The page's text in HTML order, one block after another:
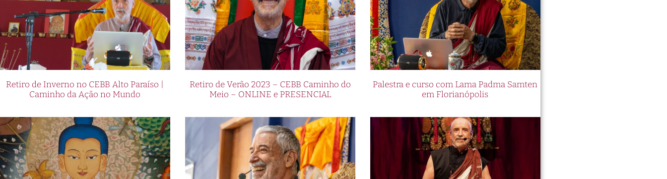
Retiro de Inverno no CEBB Alto Paraíso |
Caminho da Ação no Mundo
Retiro de Verão 2023 – CEBB Caminho do
Meio – ONLINE e PRESENCIAL
Palestra e curso com Lama Padma Samten
em Florianópolis